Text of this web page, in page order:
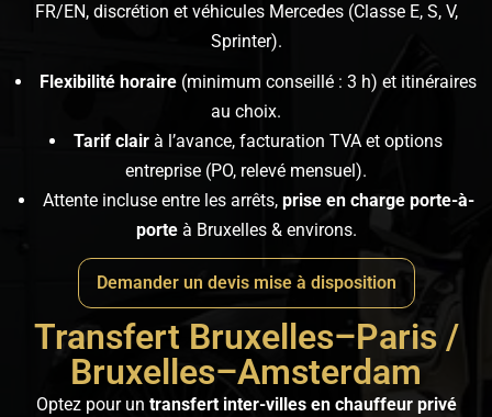
FR/EN, discrétion et véhicules Mercedes (Classe E, S, V,
Sprinter).
Flexibilité horaire (minimum conseillé : 3 h) et itinéraires
au choix.
Tarif clair à l’avance, facturation TVA et options
entreprise (PO, relevé mensuel).
Attente incluse entre les arrêts, prise en charge porte-à-
porteà Bruxelles & environs.
Demander un devis mise à disposition
Transfert Bruxelles–Paris /
Bruxelles–Amsterdam
Optez pour un transfert inter-villes en chauffeur privé